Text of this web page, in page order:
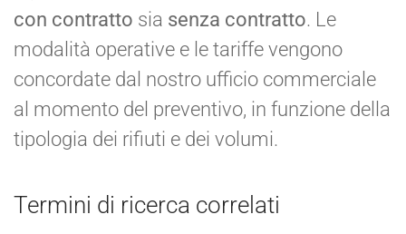
con contratto sia senza contratto. Le
modalità operative e le tariffe vengono
concordate dal nostro ufficio commerciale
al momento del preventivo, in funzione della
tipologia dei rifiuti e dei volumi.
Termini di ricerca correlati